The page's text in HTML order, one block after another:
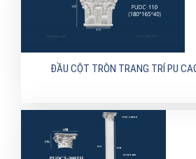
ĐẦU CỘT TRÒN TRANG TRÍ PU